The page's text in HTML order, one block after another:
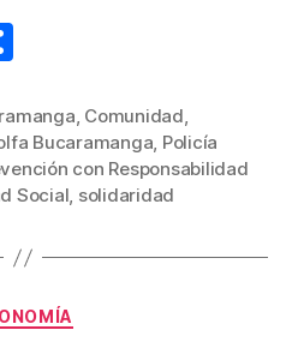
m
p
ar
, Comunidad,
Bucaramanga, Policía
con Responsabilidad
Social, solidaridad
Categorías